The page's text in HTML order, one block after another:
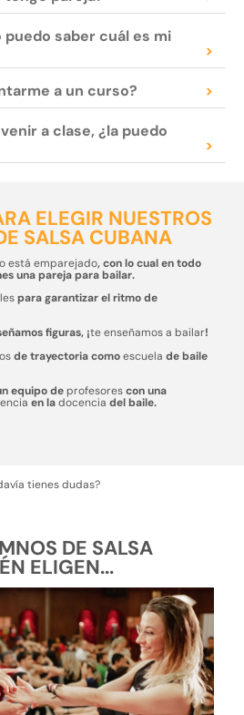
puedo saber cuál es mi
>
a un curso? >
a clase, ¿la puedo
>
ELEGIR NUESTROS
SALSA CUBANA
está emparejado, con lo cual en todo
una pareja para bailar.
para garantizar el ritmo de
figuras, ¡te enseñamos a bailar!
de trayectoria comoescuela de baile
equipo deprofesorescon una
en ladocencia del baile.
tienes dudas?
DE SALSA
ELIGEN...